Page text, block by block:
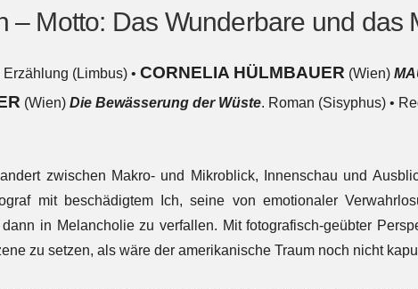
– Motto: Das Wunderbare und das
Erzählung (Limbus) •CORNELIA HÜLMBAUER (Wien)
(Wien)Die Bewässerung der Wüste. Roman (Sisyphus) •
zwischen Makro- und Mikroblick, Innenschau und
mit beschädigtem Ich, seine von emotionaler
in Melancholie zu verfallen. Mit fotografisch-geübter
zu setzen, als wäre der amerikanische Traum noch nicht